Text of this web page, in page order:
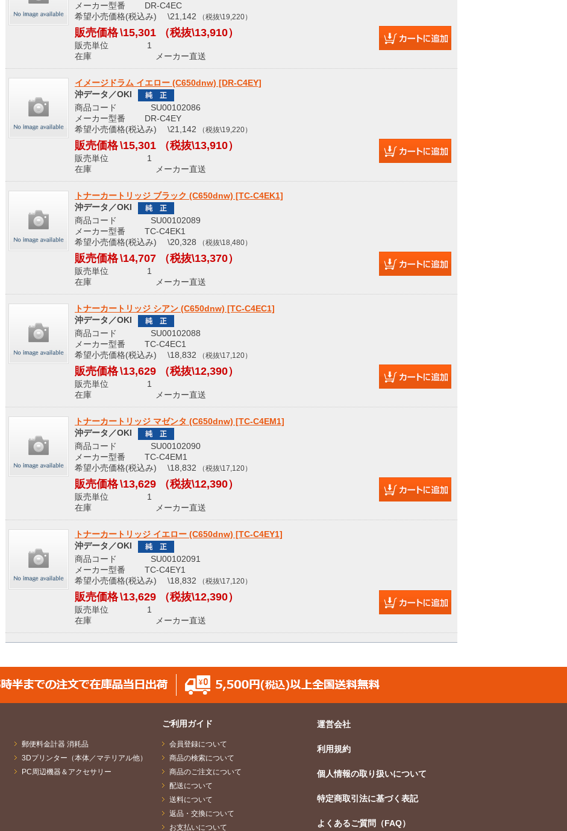
メーカー型番 DR-C4EC
希望小売価格(税込み) \21,142 （税抜\19,220）
販売価格\15,301 （税抜\13,910）
販売単位 1
在庫 メーカー直送
イメージドラム イエロー (C650dnw) [DR-C4EY]
沖データ／OKI
商品コード SU00102086
メーカー型番 DR-C4EY
希望小売価格(税込み) \21,142 （税抜\19,220）
販売価格\15,301 （税抜\13,910）
販売単位 1
在庫 メーカー直送
トナーカートリッジ ブラック (C650dnw) [TC-C4EK1]
沖データ／OKI
商品コード SU00102089
メーカー型番 TC-C4EK1
希望小売価格(税込み) \20,328 （税抜\18,480）
販売価格\14,707 （税抜\13,370）
販売単位 1
在庫 メーカー直送
トナーカートリッジ シアン (C650dnw) [TC-C4EC1]
沖データ／OKI
商品コード SU00102088
メーカー型番 TC-C4EC1
希望小売価格(税込み) \18,832 （税抜\17,120）
販売価格\13,629 （税抜\12,390）
販売単位 1
在庫 メーカー直送
トナーカートリッジ マゼンタ (C650dnw) [TC-C4EM1]
沖データ／OKI
商品コード SU00102090
メーカー型番 TC-C4EM1
希望小売価格(税込み) \18,832 （税抜\17,120）
販売価格\13,629 （税抜\12,390）
販売単位 1
在庫 メーカー直送
トナーカートリッジ イエロー (C650dnw) [TC-C4EY1]
沖データ／OKI
商品コード SU00102091
メーカー型番 TC-C4EY1
希望小売価格(税込み) \18,832 （税抜\17,120）
販売価格\13,629 （税抜\12,390）
販売単位 1
在庫 メーカー直送
郵便料金計器 消耗品
3Dプリンター（本体／マテリアル他）
PC周辺機器＆アクセサリー
ご利用ガイド
会員登録について
商品の検索について
商品のご注文について
配送について
送料について
返品・交換について
お支払いについて
運営会社
利用規約
個人情報の取り扱いについて
特定商取引法に基づく表記
よくあるご質問（FAQ）